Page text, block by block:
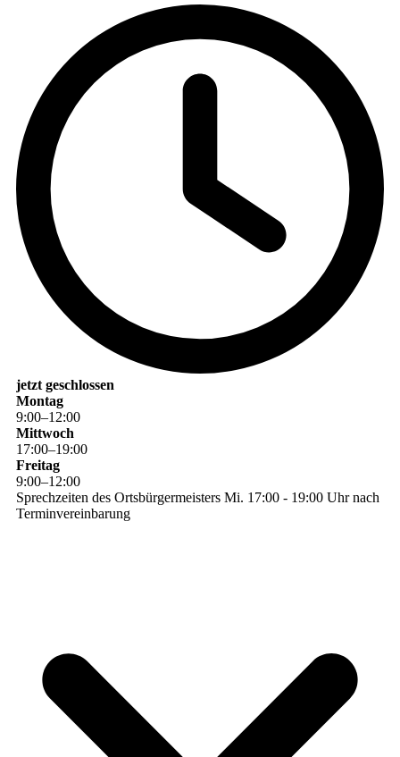
jetzt geschlossen
Montag
9:00–12:00
Mittwoch
17:00–19:00
Freitag
9:00–12:00
Sprechzeiten des Ortsbürgermeisters Mi. 17:00 - 19:00 Uhr nach
Terminvereinbarung